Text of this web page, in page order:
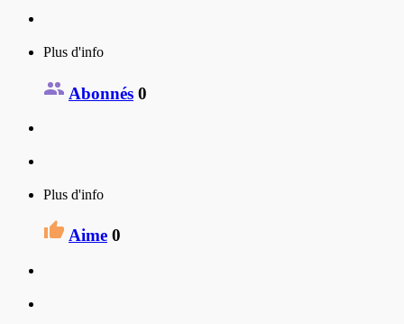
Plus d'info
Abonnés 0
Plus d'info
Aime 0